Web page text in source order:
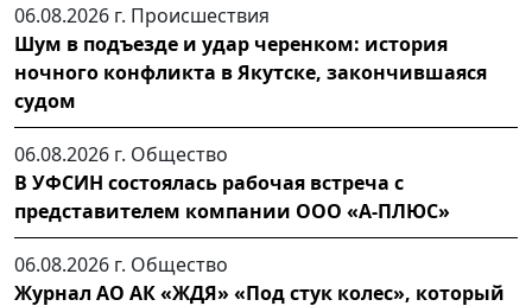
06.08.2026 г. Происшествия
Шум в подъезде и удар черенком: история
ночного конфликта в Якутске, закончившаяся
судом
06.08.2026 г. Общество
В УФСИН состоялась рабочая встреча с
представителем компании ООО «А-ПЛЮС»
06.08.2026 г. Общество
Журнал АО АК «ЖДЯ» «Под стук колес», который